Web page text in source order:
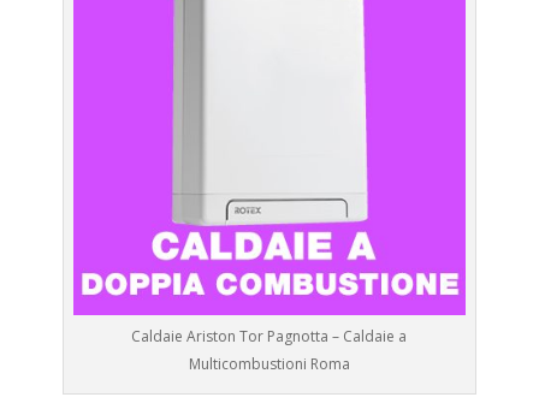
Caldaie Ariston Tor Pagnotta – Caldaie a
Multicombustioni Roma